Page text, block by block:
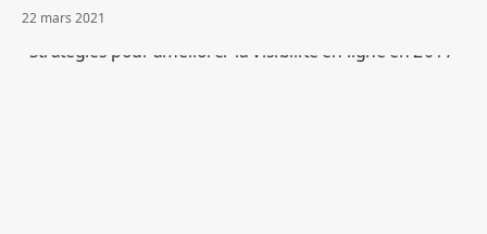
22 mars 2021